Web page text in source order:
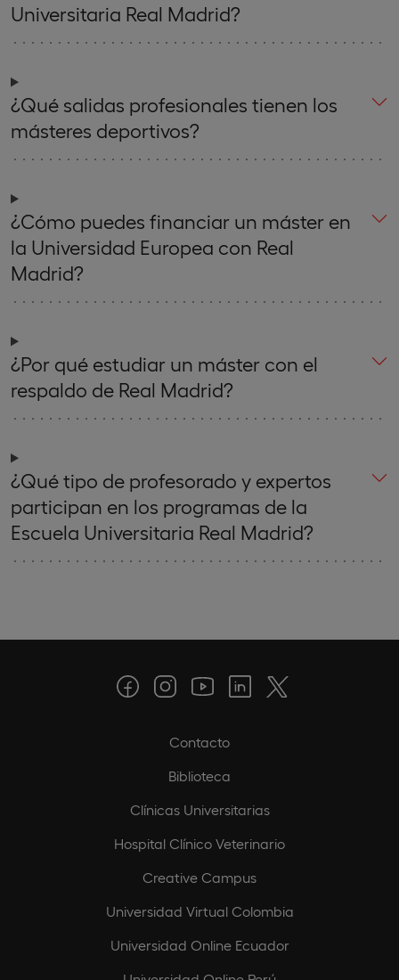
Universitaria Real Madrid?
¿Qué salidas profesionales tienen los
másteres deportivos?
¿Cómo puedes financiar un máster en
la Universidad Europea con Real
Madrid?
¿Por qué estudiar un máster con el
respaldo de Real Madrid?
¿Qué tipo de profesorado y expertos
participan en los programas de la
Escuela Universitaria Real Madrid?
Contacto
Biblioteca
Clínicas Universitarias
Hospital Clínico Veterinario
Creative Campus
Universidad Virtual Colombia
Universidad Online Ecuador